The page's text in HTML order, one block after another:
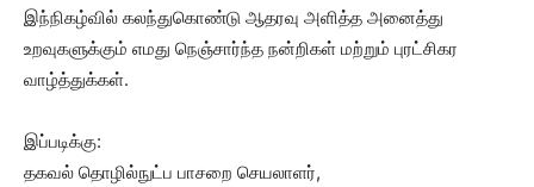
இந்நிகழ்வில் கலந்துகொண்டு ஆதரவு அளித்த அனைத்து
உறவுகளுக்கும் எமது நெஞ்சார்ந்த நன்றிகள் மற்றும் புரட்சிகர
வாழ்த்துக்கள்.
இப்படிக்கு:
தகவல் தொழில்நுட்ப பாசறை செயலாளர்,